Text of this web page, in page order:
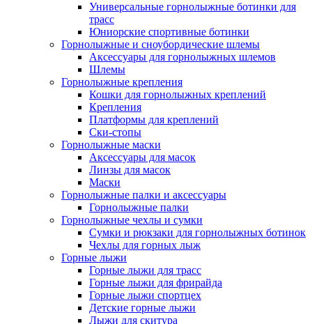
Универсальные горнолыжные ботинки для
трасс
Юниорские спортивные ботинки
Горнолыжные и сноубордические шлемы
Аксессуары для горнолыжных шлемов
Шлемы
Горнолыжные крепления
Кошки для горнолыжных креплений
Крепления
Платформы для креплений
Ски-стопы
Горнолыжные маски
Аксессуары для масок
Линзы для масок
Маски
Горнолыжные палки и аксессуары
Горнолыжные палки
Горнолыжные чехлы и сумки
Сумки и рюкзаки для горнолыжных ботинок
Чехлы для горных лыж
Горные лыжи
Горные лыжи для трасс
Горные лыжи для фрирайда
Горные лыжи спортцех
Детские горные лыжи
Лыжи для скитура